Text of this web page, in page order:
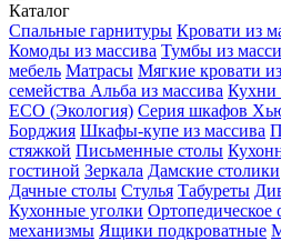
Каталог
Спальные гарнитуры Кровати из
Комоды из массива Тумбы из
мебель Матрасы Мягкие кровати
семейства Альба из массива Кухни
ECO (Экология) Серия шкафов
Борджия Шкафы-купе из массива
стяжкой Письменные столы
гостиной Зеркала Дамские столики
Дачные столы Стулья Табуреты
Кухонные уголки Ортопедическое
механизмы Ящики подкроватные